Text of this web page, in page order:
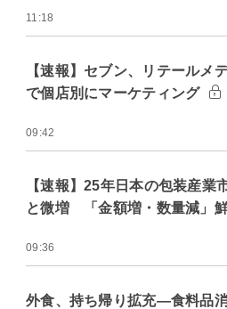
11:18
【速報】セブン、リテールメ
で個店別にマーケティング
09:42
【速報】25年日本の包装産業
と微増 「金額増・数量減」
09:36
外食、持ち帰り拡充―食料品